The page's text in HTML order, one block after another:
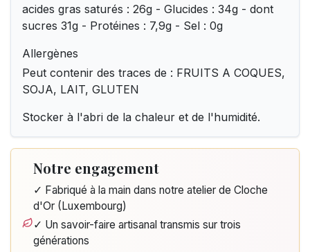
acides gras saturés : 26g - Glucides : 34g - dont
sucres 31g - Protéines : 7,9g - Sel : 0g
Allergènes
Peut contenir des traces de : FRUITS A COQUES,
SOJA, LAIT, GLUTEN
Stocker à l'abri de la chaleur et de l'humidité.
Notre engagement
✓ Fabriqué à la main dans notre atelier de Cloche
d'Or (Luxembourg)
✓ Un savoir-faire artisanal transmis sur trois
générations